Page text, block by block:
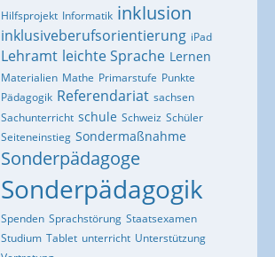
Hilfsprojekt Informatik inklusion
inklusiveberufsorientierung iPad
Lehramt leichte Sprache Lernen
Materialien Mathe Primarstufe Punkte
Pädagogik Referendariat sachsen
Sachunterricht schule Schweiz Schüler
Seiteneinstieg Sondermaßnahme
Sonderpädagoge
Sonderpädagogik
Spenden Sprachstörung Staatsexamen
Studium Tablet unterricht Unterstützung